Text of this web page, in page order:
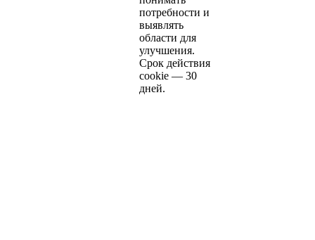
потребности и
выявлять
области для
улучшения.
Срок действия
cookie — 30
дней.